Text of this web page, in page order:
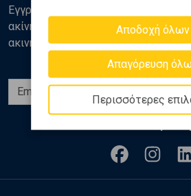
Αποδοχή όλων
Απαγόρευση
Περισσότερες
Εγγραφείτε στο newsletter της
ακίνητα, αναλύσεις και διάφορα
ακινήτων